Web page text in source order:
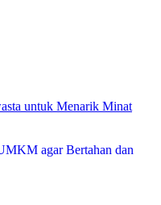
untuk Menarik Minat